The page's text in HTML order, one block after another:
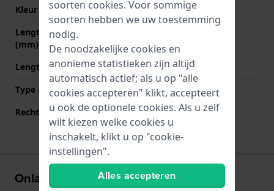
Kleur sluiting
Zilver
Lengte band op 12 uur
(mm)
Lengte band op 6 uur (mm) 120 mm
Type Bevestiging
Bandpennen
Rechte aanzet
Ja
Onlangs bekeken
soorten cookies. Voor sommige
soorten hebben we uw toestemming
nodig.
De noodzakelijke cookies en
anonieme statistieken zijn altijd
automatisch actief; als u op "alle
cookies accepteren" klikt, accepteert
u ook de optionele cookies. Als u zelf
wilt kiezen welke cookies u
inschakelt, klikt u op "cookie-
instellingen".
Alles accepteren